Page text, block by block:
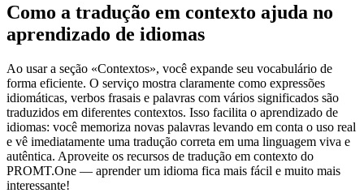
Como a tradução em contexto ajuda no
aprendizado de idiomas
Ao usar a seção «Contextos», você expande seu vocabulário de
forma eficiente. O serviço mostra claramente como expressões
idiomáticas, verbos frasais e palavras com vários significados são
traduzidos em diferentes contextos. Isso facilita o aprendizado de
idiomas: você memoriza novas palavras levando em conta o uso real
e vê imediatamente uma tradução correta em uma linguagem viva e
autêntica. Aproveite os recursos de tradução em contexto do
PROMT.One — aprender um idioma fica mais fácil e muito mais
interessante!